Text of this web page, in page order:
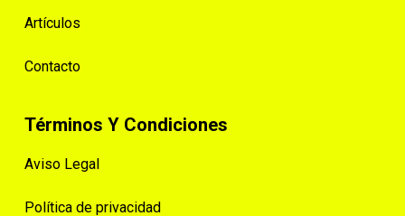
Artículos
Contacto
Términos Y Condiciones
Aviso Legal
Política de privacidad